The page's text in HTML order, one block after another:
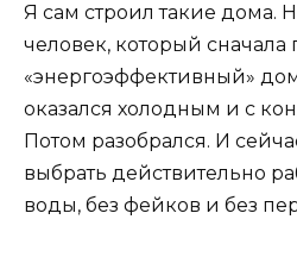
Я сам строил такие дома.
человек, который сначала
«энергоэффективный»
оказался холодным и с
Потом разобрался. И
выбрать действительно
воды, без фейков и без